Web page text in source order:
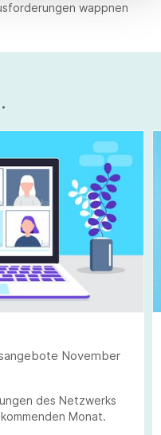
wappnen
November
des Netzwerks
Monat.